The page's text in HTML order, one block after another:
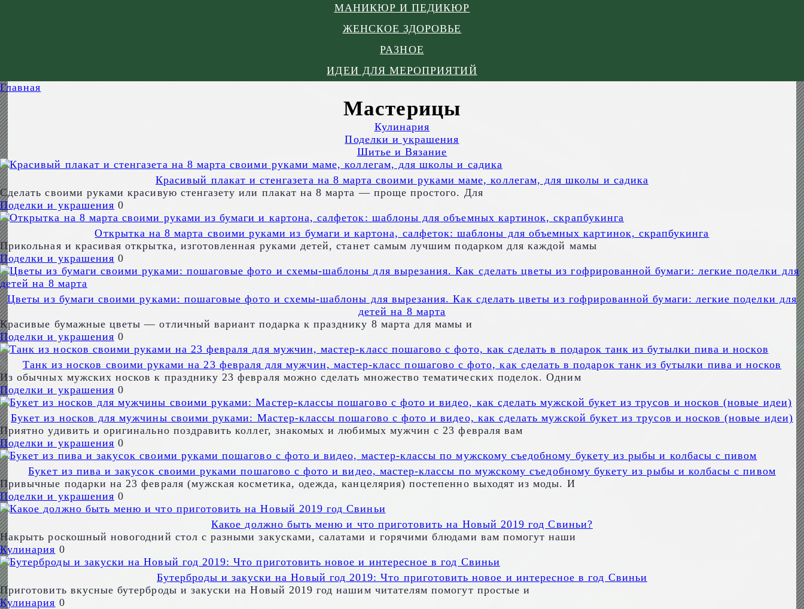
МАНИКЮР И ПЕДИКЮР
ЖЕНСКОЕ ЗДОРОВЬЕ
РАЗНОЕ
ИДЕИ ДЛЯ МЕРОПРИЯТИЙ
Главная
Мастерицы
Кулинария
Поделки и украшения
Шитье и Вязание
Красивый плакат и стенгазета на 8 марта своими руками маме, коллегам, для школы и садика
Сделать своими руками красивую стенгазету или плакат на 8 марта — проще простого. Для
Поделки и украшения 0
Открытка на 8 марта своими руками из бумаги и картона, салфеток: шаблоны для объемных картинок, скрапбукинга
Прикольная и красивая открытка, изготовленная руками детей, станет самым лучшим подарком для каждой мамы
Поделки и украшения 0
Цветы из бумаги своими руками: пошаговые фото и схемы-шаблоны для вырезания. Как сделать цветы из гофрированной бумаги: легкие поделки для
детей на 8 марта
Красивые бумажные цветы — отличный вариант подарка к празднику 8 марта для мамы и
Поделки и украшения 0
Танк из носков своими руками на 23 февраля для мужчин, мастер-класс пошагово с фото, как сделать в подарок танк из бутылки пива и носков
Из обычных мужских носков к празднику 23 февраля можно сделать множество тематических поделок. Одним
Поделки и украшения 0
Букет из носков для мужчины своими руками: Мастер-классы пошагово с фото и видео, как сделать мужской букет из трусов и носков (новые идеи)
Приятно удивить и оригинально поздравить коллег, знакомых и любимых мужчин с 23 февраля вам
Поделки и украшения 0
Букет из пива и закусок своими руками пошагово с фото и видео, мастер-классы по мужскому съедобному букету из рыбы и колбасы с пивом
Привычные подарки на 23 февраля (мужская косметика, одежда, канцелярия) постепенно выходят из моды. И
Поделки и украшения 0
Какое должно быть меню и что приготовить на Новый 2019 год Свиньи?
Накрыть роскошный новогодний стол с разными закусками, салатами и горячими блюдами вам помогут наши
Кулинария 0
Бутерброды и закуски на Новый год 2019: Что приготовить новое и интересное в год Свиньи
Приготовить вкусные бутерброды и закуски на Новый 2019 год нашим читателям помогут простые и
Кулинария 0